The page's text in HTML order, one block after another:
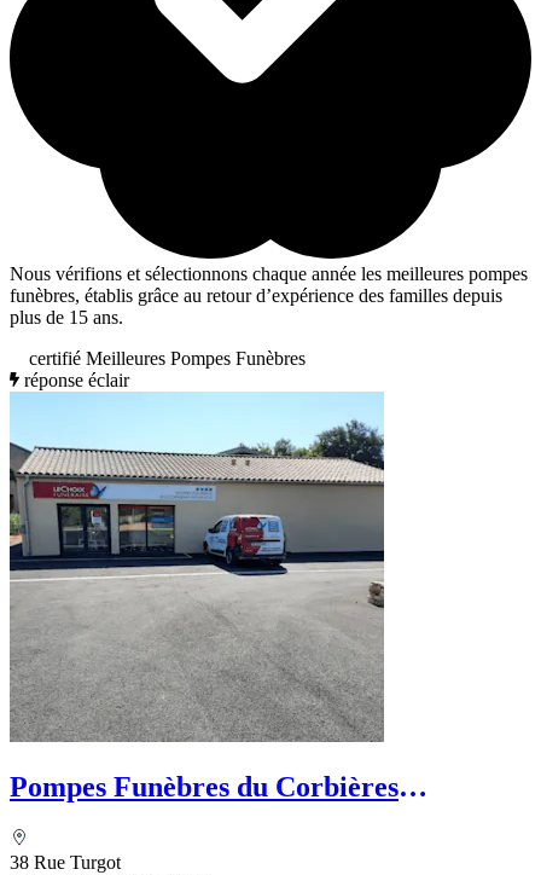
Nous vérifions et sélectionnons chaque année les meilleures pompes
funèbres, établis grâce au retour d’expérience des familles depuis
plus de 15 ans.
certifié Meilleures Pompes Funèbres
réponse éclair
Pompes Funèbres du Corbières
38 Rue Turgot